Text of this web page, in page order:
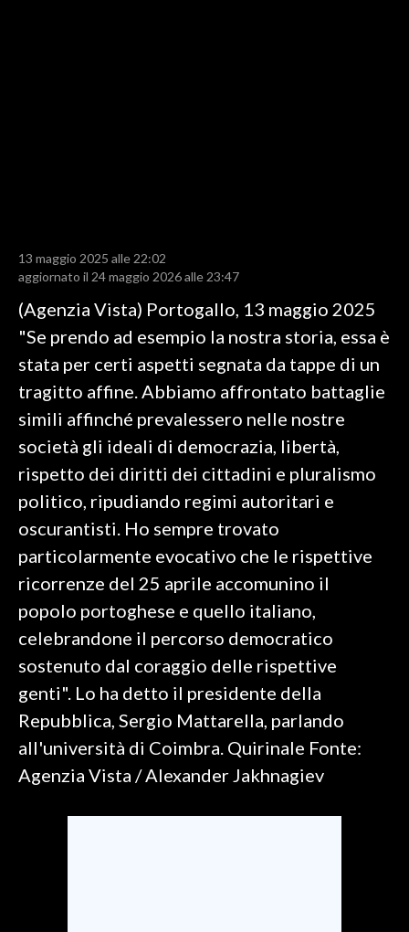
RISULTATI E CLASSIFICHE
CALCIO REGIONALE
BASKET
VOLLEY
MOTORI
TENNIS
ALTRI SPORT
CULTURA
GOSSIP
SALUTE
SARDEGNA TURISMO
SARDI NEL MONDO
NOTIZIE
EVENTI
#CARAUNIONE
13 maggio 2025 alle 22:02
aggiornato il 24 maggio 2026 alle 23:47
(Agenzia Vista) Portogallo, 13 maggio 2025
"Se prendo ad esempio la nostra storia, essa è
stata per certi aspetti segnata da tappe di un
tragitto affine. Abbiamo affrontato battaglie
simili affinché prevalessero nelle nostre
società gli ideali di democrazia, libertà,
rispetto dei diritti dei cittadini e pluralismo
politico, ripudiando regimi autoritari e
oscurantisti. Ho sempre trovato
particolarmente evocativo che le rispettive
ricorrenze del 25 aprile accomunino il
popolo portoghese e quello italiano,
celebrandone il percorso democratico
sostenuto dal coraggio delle rispettive
genti". Lo ha detto il presidente della
Repubblica, Sergio Mattarella, parlando
all'università di Coimbra. Quirinale Fonte:
Agenzia Vista / Alexander Jakhnagiev